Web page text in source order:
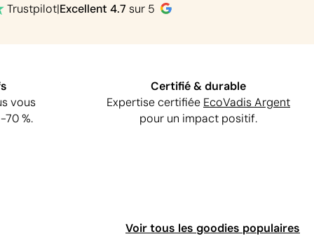
Trustpilot|Excellent 4.7 sur 5
vous
70 %.
Certifié & durable
Expertise certifiée EcoVadis Argent
pour un impact positif.
Voir tous les goodies populaires